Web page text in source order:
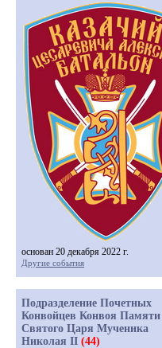
основан 20 декабря 2022 г.
Другие события
Подразделение Почетных
Конвойцев Конвоя Памяти
Святого Царя Мученика
Николая II (44)